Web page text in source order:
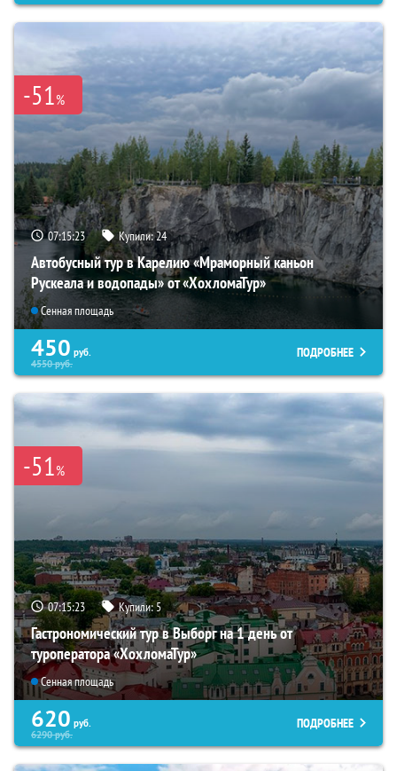
-51%
07:15:22 Купили:24
Автобусный тур в Карелию «Мраморный каньон
Рускеала и водопады» от «ХохломаТур»
Сенная площадь
450 руб.
4550руб.
ПОДРОБНЕЕ
-51%
07:15:22 Купили:5
Гастрономический тур в Выборг на 1 день от
туроператора «ХохломаТур»
Сенная площадь
620 руб.
6290руб.
ПОДРОБНЕЕ